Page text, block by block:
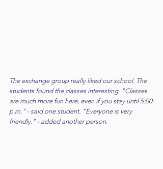
The exchange group really liked our school. The
students found the classes interesting. "Classes
are much more fun here, even if you stay until 5:00
p.m." - said one student. "Everyone is very
friendly." - added another person.